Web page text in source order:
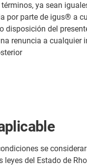
ya sean
por parte de igus® a
disposición del
renuncia a cualquier
se
leyes del Estado de